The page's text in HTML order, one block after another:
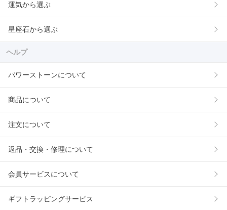
運気から選ぶ
星座石から選ぶ
ヘルプ
パワーストーンについて
商品について
注文について
返品・交換・修理について
会員サービスについて
ギフトラッピングサービス